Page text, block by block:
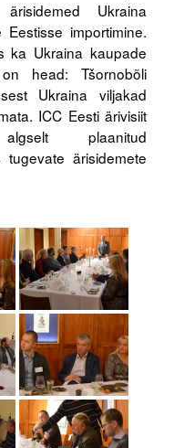
Ukraina
importimine.
ka Ukraina kaupade
head: Tšornobõli
Ukraina viljakad
ICC Eesti ärivisiit
plaanitud
ärisidemete